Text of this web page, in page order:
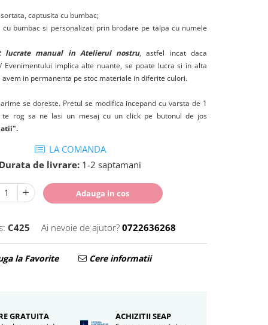
captusita cu bumbac;
cu bumbac si personalizati prin brodare pe talpa cu numele
lucrate manual in Atelierul nostru, astfel incat daca
Evenimentului implica alte nuante, se poate lucra si in alta
in permanenta pe stoc materiale in diferite culori.
se doreste. Pretul se modifica incepand cu varsta de 1
rog sa ne lasi un mesaj cu un click pe butonul de jos
LA COMANDA
Durata de livrare: 1-2 saptamani
Adauga in cos
C425 Ai nevoie de ajutor? 0722636268
la Favorite Cere informatii
GRATUITA ACHIZITII SEAP